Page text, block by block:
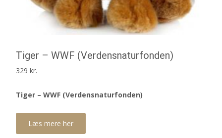
Tiger – WWF (Verdensnaturfonden)
329 kr.
Tiger – WWF (Verdensnaturfonden)
Læs mere her